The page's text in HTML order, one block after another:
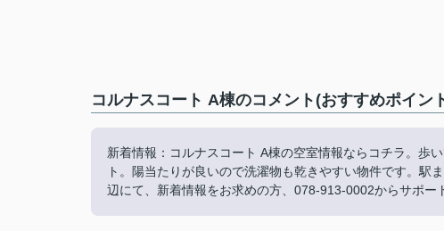
コルナスコート A棟のコメント(おすすめポイン
新着情報：コルナスコート A棟の空室情報ならコチラ。歩
ト。陽当たりが良いので洗濯物も乾きやすい物件です。
辺にて、新着情報をお求めの方、078-913-0002からサポー